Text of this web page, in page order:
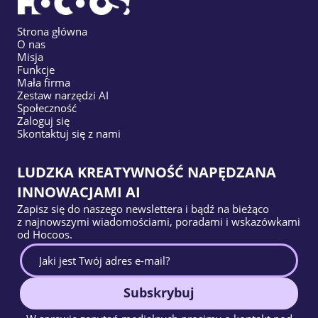
Uwielbiam łatwość tworzenia stron
internetowych z Hocoos!
kreator oparty na sztucznej inteligencji,
wyszukiwarka nazw domen, organizacja,
intuicyjność,jakby Apple miał z tym coś
wspólnego :) Zdecydowanie polecam!
Moje show Marky
USA
Wspaniałe wsparcie klientaa Tina D. była
bardzo pomocna i szybko reagowała!
Kendrick J Glover
USA
Właściciel małej firmy
Strona główna
O nas
Misja
Funkcje
Mała firma
Zestaw narzędzi AI
Społeczność
Zaloguj się
Skontaktuj się z nami
LUDZKA KREATYWNOŚĆ NAPĘDZANA
INNOWACJAMI AI
Zapisz się do naszego newslettera i bądź na bieżąco
z najnowszymi wiadomościami, poradami i wskazówkami
od Hocoos.
Subskrybuj